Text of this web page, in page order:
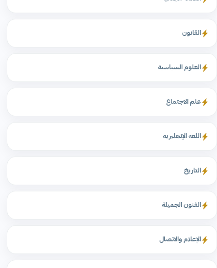
القانون
العلوم السياسية
علم الاجتماع
اللغة الإنجليزية
التاريخ
الفنون الجميلة
الإعلام والاتصال